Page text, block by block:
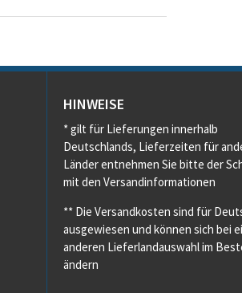
HINWEISE
* gilt für Lieferungen innerhalb
Deutschlands, Lieferzeiten für
Länder entnehmen Sie bitte der
mit den Versandinformationen
** Die Versandkosten sind für
ausgewiesen und können sich bei
anderen Lieferlandauswahl im
ändern